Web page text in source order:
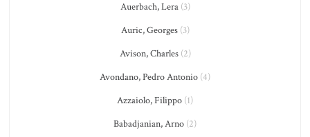
Auerbach, Lera(3)
Auric, Georges(3)
Avison, Charles(2)
Avondano, Pedro Antonio (4)
Azzaiolo, Filippo (1)
Babadjanian, Arno (2)